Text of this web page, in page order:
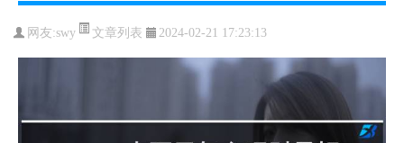
网友:swy 文章列表 2024-02-21 17:23:13